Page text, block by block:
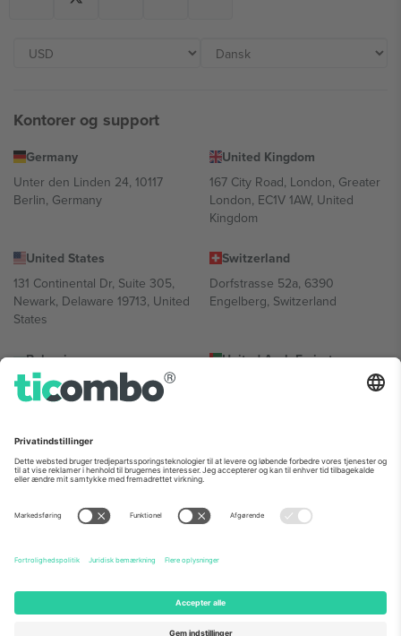
Kontorer og support
Germany
Unter den Linden 24, 10117
Berlin, Germany
United Kingdom
167 City Road, London, Greater
London, EC1V 1AW, United
Kingdom
United States
131 Continental Dr, Suite 305,
Newark, Delaware 19713, United
States
Switzerland
Dorfstrasse 52a, 6390
Engelberg, Switzerland
Bulgaria
Regus Sofia City West, bul
Totleben 53-55, 1606 Sofia,
United Arab Emirates
UAE Dubai Silicon Oasis, DDP
Mexico
Av Chapultepec 360, Roma
Norte, Cuauhtémoc, 06700
Ciudad de México, CDMX,
sted, begivenhed og/eller domæne. For detaljer se den specifikke
begivenhedsside, tryk og vilkår.,Virksomhed
Ticombo. Alle rettigheder forbeholdes.